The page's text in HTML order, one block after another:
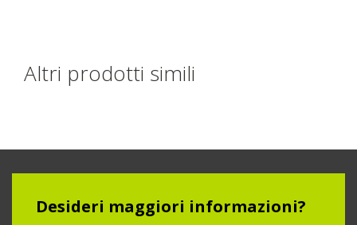
Altri prodotti simili
Desideri maggiori informazioni?